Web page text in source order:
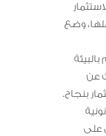
وضع
عن
بنجاح.
على